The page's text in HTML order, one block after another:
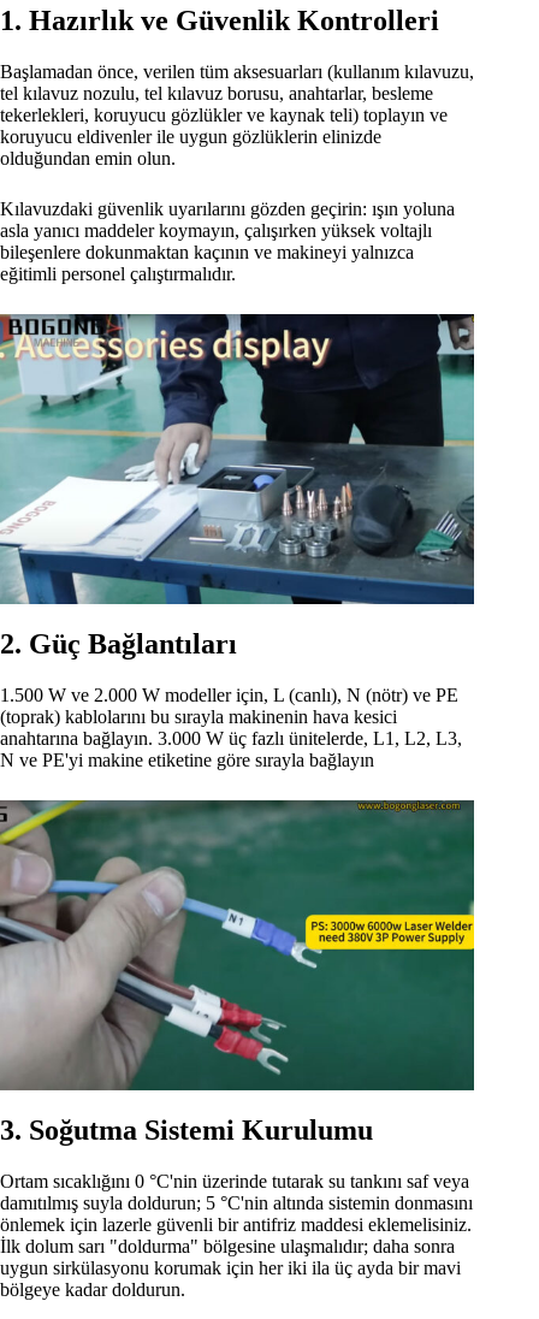
1. Hazırlık ve Güvenlik Kontrolleri
Başlamadan önce, verilen tüm aksesuarları (kullanım kılavuzu,
tel kılavuz nozulu, tel kılavuz borusu, anahtarlar, besleme
tekerlekleri, koruyucu gözlükler ve kaynak teli) toplayın ve
koruyucu eldivenler ile uygun gözlüklerin elinizde
olduğundan emin olun.
Kılavuzdaki güvenlik uyarılarını gözden geçirin: ışın yoluna
asla yanıcı maddeler koymayın, çalışırken yüksek voltajlı
bileşenlere dokunmaktan kaçının ve makineyi yalnızca
eğitimli personel çalıştırmalıdır.
2. Güç Bağlantıları
1.500 W ve 2.000 W modeller için, L (canlı), N (nötr) ve PE
(toprak) kablolarını bu sırayla makinenin hava kesici
anahtarına bağlayın. 3.000 W üç fazlı ünitelerde, L1, L2, L3,
N ve PE'yi makine etiketine göre sırayla bağlayın
3. Soğutma Sistemi Kurulumu
Ortam sıcaklığını 0 °C'nin üzerinde tutarak su tankını saf veya
damıtılmış suyla doldurun; 5 °C'nin altında sistemin donmasını
önlemek için lazerle güvenli bir antifriz maddesi eklemelisiniz.
İlk dolum sarı "doldurma" bölgesine ulaşmalıdır; daha sonra
uygun sirkülasyonu korumak için her iki ila üç ayda bir mavi
bölgeye kadar doldurun.